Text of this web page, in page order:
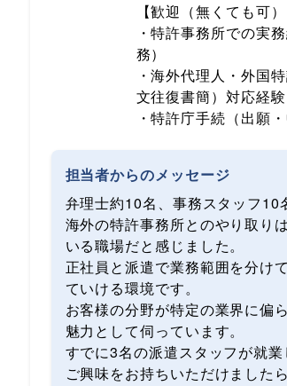
【歓迎（無くても可）
・特許事務所での実
務）
・海外代理人・外国
文往復書簡）対応経験
・特許庁手続（出願
担当者からのメッセージ
弁理士約10名、事務スタッフ10
海外の特許事務所とのやり取り
いる職場だと感じました。
正社員と派遣で業務範囲を分け
ていける環境です。
お客様の分野が特定の業界に偏
魅力として伺っています。
すでに3名の派遣スタッフが就
ご興味をお持ちいただけました